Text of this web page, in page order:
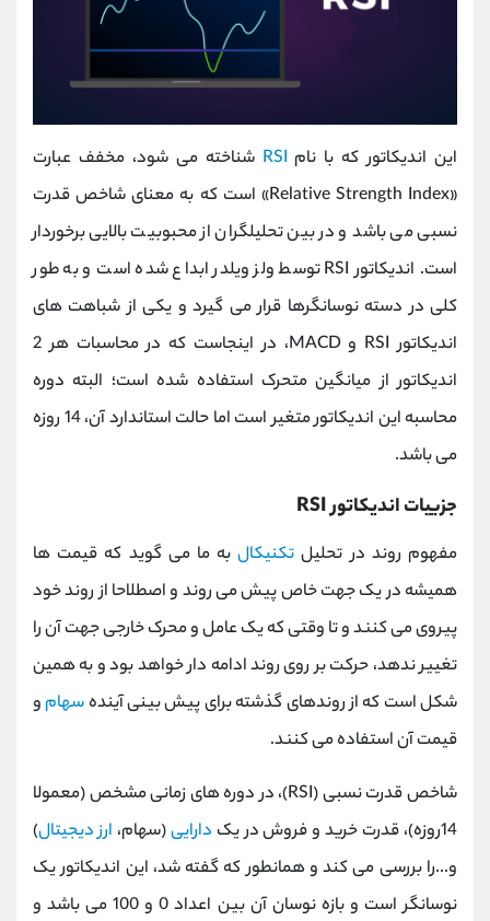
این اندیکاتور که با نام RSI شناخته می شود، مخفف عبارت
«Relative Strength Index» است که به معنای شاخص قدرت
نسبی می باشد و در بین تحلیلگران از محبوبیت بالایی برخوردار
است. اندیکاتور RSI توسط ولز ویلدر ابداع شده است و به طور
کلی در دسته نوسانگرها قرار می گیرد و یکی از شباهت های
اندیکاتور RSI و MACD، در اینجاست که در محاسبات هر 2
اندیکاتور از میانگین متحرک استفاده شده است؛ البته دوره
محاسبه این اندیکاتور متغیر است اما حالت استاندارد آن، 14 روزه
می باشد.
جزییات اندیکاتور RSI
مفهوم روند در تحلیل تکنیکالبه ما می گوید که قیمت ها
همیشه در یک جهت خاص پیش می روند و اصطلاحا از روند خود
پیروی می کنند و تا وقتی که یک عامل و محرک خارجی جهت آن را
تغییر ندهد، حرکت بر روی روند ادامه دار خواهد بود و به همین
شکل است که از روندهای گذشته برای پیش بینی آیندهسهام و
قیمت آن استفاده می کنند.
شاخص قدرت نسبی (RSI)، در دوره های زمانی مشخص (معمولا
14روزه)، قدرت خرید و فروش در یک
دارایی(سهام، ارز دیجیتال)
و...را بررسی می کند و همانطور که گفته شد، این اندیکاتور یک
نوسانگر است و بازه نوسان آن بین اعداد 0 و 100 می باشد و